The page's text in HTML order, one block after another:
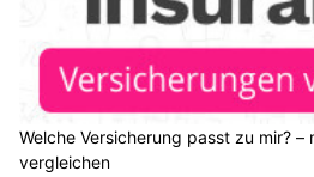
Welche Versicherung passt zu mir? –
vergleichen